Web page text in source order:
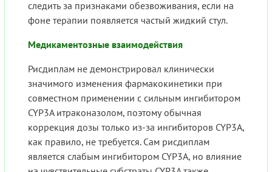
следить за признаками обезвоживания, если на
фоне терапии появляется частый жидкий стул.
Медикаментозные взаимодействия
Рисдиплам не демонстрировал клинически
значимого изменения фармакокинетики при
совместном применении с сильным ингибитором
CYP3A итраконазолом, поэтому обычная
коррекция дозы только из-за ингибиторов CYP3A,
как правило, не требуется. Сам рисдиплам
является слабым ингибитором CYP3A, но влияние